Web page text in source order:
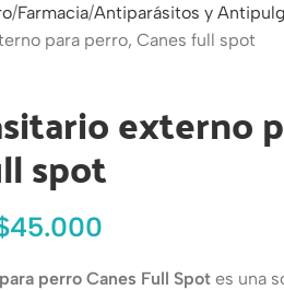
Farmacia Antiparásitos y
para perro, Canes full spot
externo
spot
45.000
perro Canes Full Spot es una